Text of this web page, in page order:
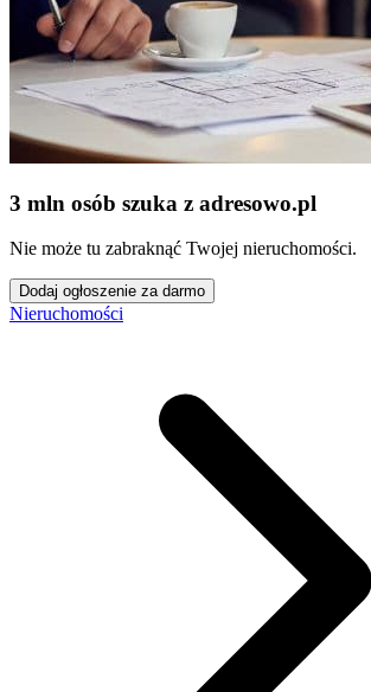
3 mln osób szuka z adresowo.pl
Nie może tu zabraknąć Twojej nieruchomości.
Dodaj ogłoszenie za darmo
Nieruchomości